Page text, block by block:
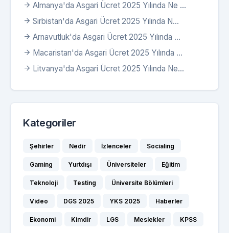
Almanya'da Asgari Ücret 2025 Yılında Ne ...
Sırbistan'da Asgari Ücret 2025 Yılında N...
Arnavutluk'da Asgari Ücret 2025 Yılında ...
Macaristan'da Asgari Ücret 2025 Yılında ...
Litvanya'da Asgari Ücret 2025 Yılında Ne...
Kategoriler
Şehirler Nedir İzlenceler Socialing
Gaming Yurtdışı Üniversiteler Eğitim
Teknoloji Testing Üniversite Bölümleri
Video DGS 2025 YKS 2025 Haberler
Ekonomi Kimdir LGS Meslekler KPSS